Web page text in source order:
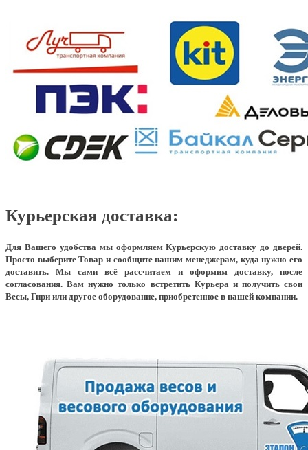
Курьерская доставка:
Для Вашего удобства мы оформляем Курьерскую доставку до дверей.
Просто выберите Товар и сообщите нашим менеджерам, куда нужно его
доставить. Мы сами всё рассчитаем и оформим доставку, после
согласования. Вам нужно только встретить Курьера и получить свои
Весы, Гири или другое оборудование, приобретенное в нашей компании.